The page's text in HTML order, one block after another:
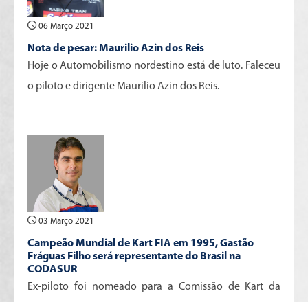
06 Março 2021
Nota de pesar: Maurilio Azin dos Reis
Hoje o Automobilismo nordestino está de luto. Faleceu
o piloto e dirigente Maurilio Azin dos Reis.
03 Março 2021
Campeão Mundial de Kart FIA em 1995, Gastão
Fráguas Filho será representante do Brasil na
CODASUR
Ex-piloto foi nomeado para a Comissão de Kart da